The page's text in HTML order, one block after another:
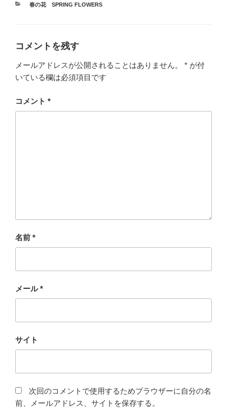
カ
春の花 SPRING FLOWERS
コメントを残す
メールアドレスが公開されることはありません。 * が付
いている欄は必須項目です
コメント *
名前 *
メール*
サイト
次回のコメントで使用するためブラウザーに自分の名
前、メールアドレス、サイトを保存する。